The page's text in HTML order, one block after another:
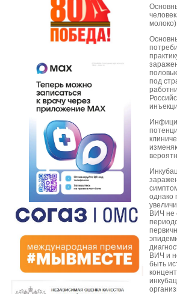
под
однако
ВИЧ не
ВИЧ и
быть